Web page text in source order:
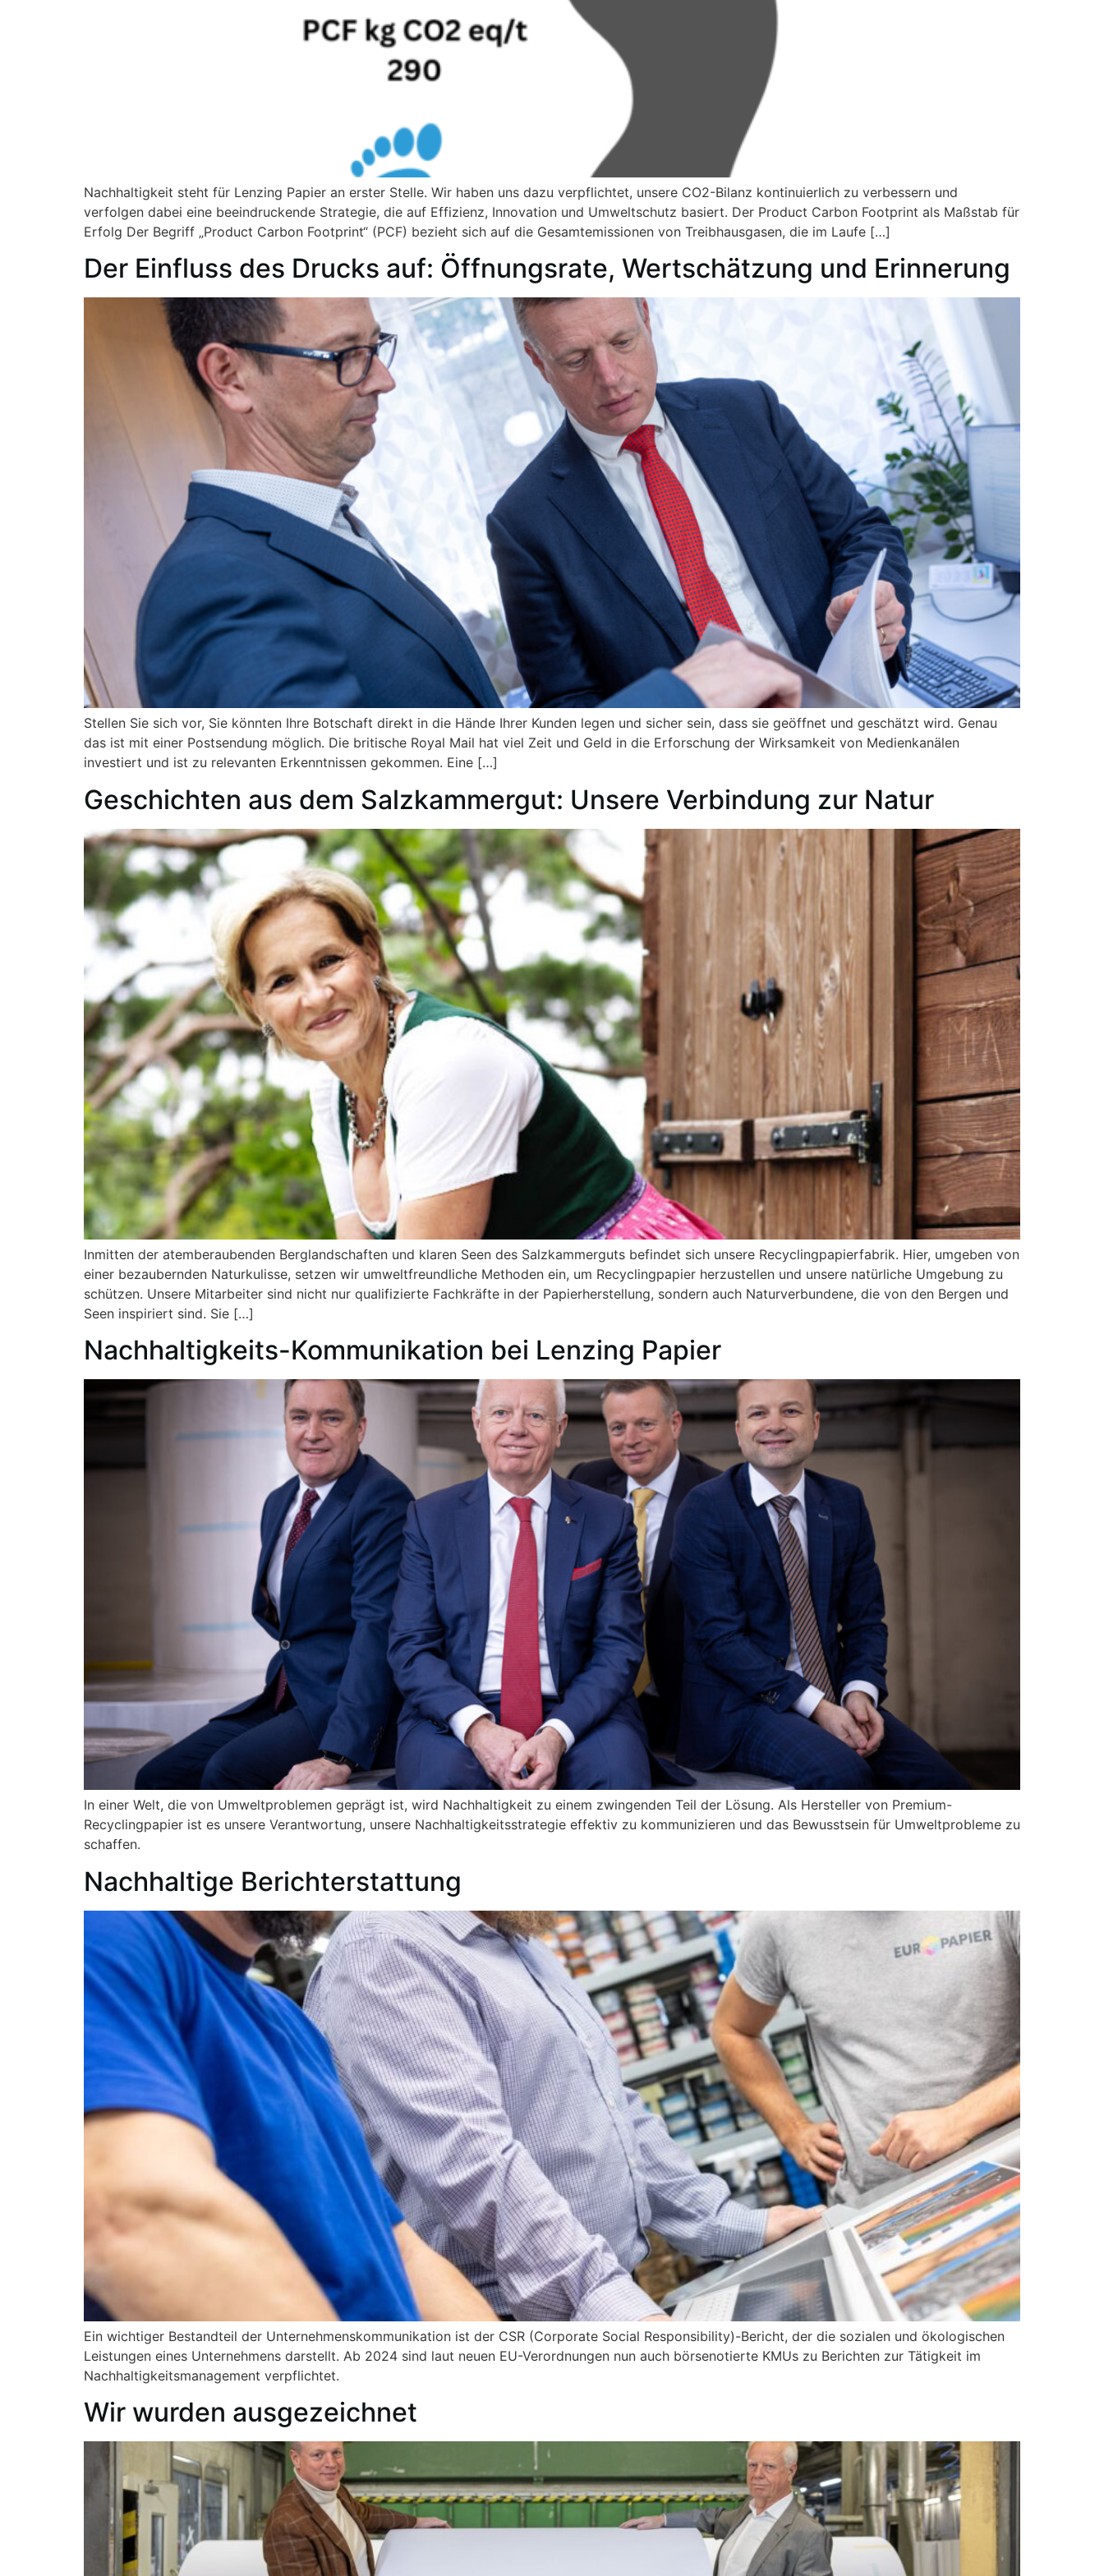
Nachhaltigkeit steht für Lenzing Papier an erster Stelle. Wir haben uns dazu verpflichtet, unsere CO2-Bilanz kontinuierlich zu verbessern und
verfolgen dabei eine beeindruckende Strategie, die auf Effizienz, Innovation und Umweltschutz basiert. Der Product Carbon Footprint als Maßstab für
Erfolg Der Begriff „Product Carbon Footprint“ (PCF) bezieht sich auf die Gesamtemissionen von Treibhausgasen, die im Laufe […]
Der Einfluss des Drucks auf: Öffnungsrate, Wertschätzung und Erinnerung
Stellen Sie sich vor, Sie könnten Ihre Botschaft direkt in die Hände Ihrer Kunden legen und sicher sein, dass sie geöffnet und geschätzt wird. Genau
das ist mit einer Postsendung möglich. Die britische Royal Mail hat viel Zeit und Geld in die Erforschung der Wirksamkeit von Medienkanälen
investiert und ist zu relevanten Erkenntnissen gekommen. Eine […]
Geschichten aus dem Salzkammergut: Unsere Verbindung zur Natur
Inmitten der atemberaubenden Berglandschaften und klaren Seen des Salzkammerguts befindet sich unsere Recyclingpapierfabrik. Hier, umgeben von
einer bezaubernden Naturkulisse, setzen wir umweltfreundliche Methoden ein, um Recyclingpapier herzustellen und unsere natürliche Umgebung zu
schützen. Unsere Mitarbeiter sind nicht nur qualifizierte Fachkräfte in der Papierherstellung, sondern auch Naturverbundene, die von den Bergen und
Seen inspiriert sind. Sie […]
Nachhaltigkeits-Kommunikation bei Lenzing Papier
In einer Welt, die von Umweltproblemen geprägt ist, wird Nachhaltigkeit zu einem zwingenden Teil der Lösung. Als Hersteller von Premium-
Recyclingpapier ist es unsere Verantwortung, unsere Nachhaltigkeitsstrategie effektiv zu kommunizieren und das Bewusstsein für Umweltprobleme zu
schaffen.
Nachhaltige Berichterstattung
Ein wichtiger Bestandteil der Unternehmenskommunikation ist der CSR (Corporate Social Responsibility)-Bericht, der die sozialen und ökologischen
Leistungen eines Unternehmens darstellt. Ab 2024 sind laut neuen EU-Verordnungen nun auch börsenotierte KMUs zu Berichten zur Tätigkeit im
Nachhaltigkeitsmanagement verpflichtet.
Wir wurden ausgezeichnet